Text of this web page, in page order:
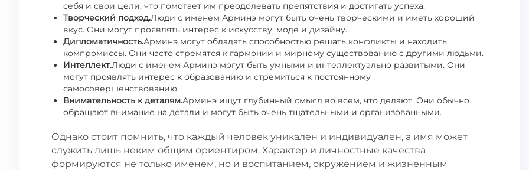
себя и свои цели, что помогает им преодолевать препятствия и достигать успеха.
Творческий подход.Люди с именем Арминэ могут быть очень творческими и иметь хороший
вкус. Они могут проявлять интерес к искусству, моде и дизайну.
Дипломатичность.Арминэ могут обладать способностью решать конфликты и находить
компромиссы. Они часто стремятся к гармонии и мирному существованию с другими людьми.
Интеллект.Люди с именем Арминэ могут быть умными и интеллектуально развитыми. Они
могут проявлять интерес к образованию и стремиться к постоянному
самосовершенствованию.
Внимательность к деталям.Арминэ ищут глубинный смысл во всем, что делают. Они обычно
обращают внимание на детали и могут быть очень тщательными и организованными.
Однако стоит помнить, что каждый человек уникален и индивидуален, а имя может
служить лишь неким общим ориентиром. Характер и личностные качества
формируются не только именем, но и воспитанием, окружением и жизненным